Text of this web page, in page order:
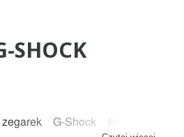
SHOCK
G-Shock to model